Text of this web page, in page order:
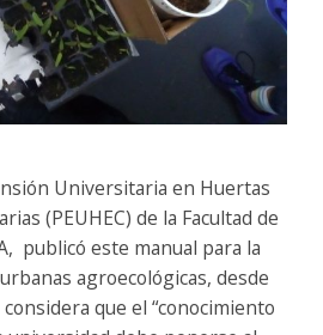
Universitaria en Huertas
(PEUHEC) de la Facultad de
publicó este manual para la
agroecológicas, desde
que el “conocimiento